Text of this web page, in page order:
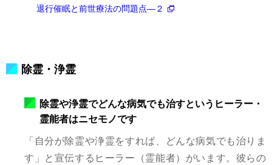
退行催眠と前世療法の問題点―２
除霊・浄霊
除霊や浄霊でどんな病気でも治すというヒーラー・
霊能者はニセモノです
「自分が除霊や浄霊をすれば、どんな病気でも治りま
す」と宣伝するヒーラー（霊能者）がいます。彼らの